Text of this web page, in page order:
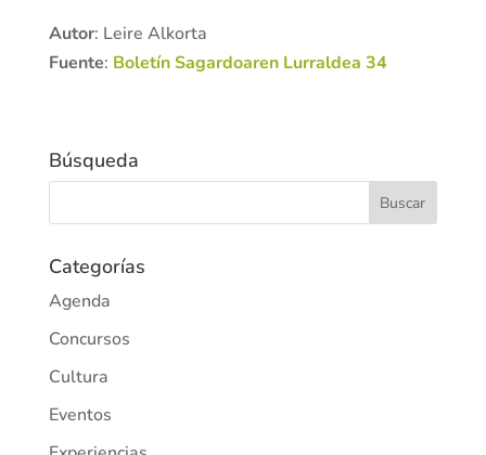
Autor: Leire Alkorta
Fuente: Boletín Sagardoaren Lurraldea 34
Búsqueda
Categorías
Agenda
Concursos
Cultura
Eventos